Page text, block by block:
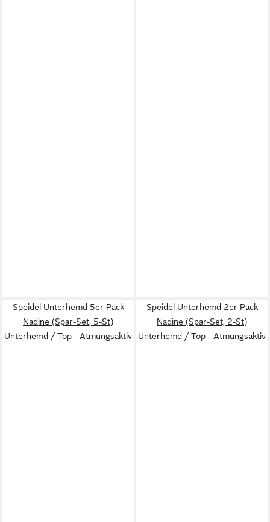
Speidel Unterhemd 5er Pack
Nadine (Spar-Set, 5-St)
Unterhemd / Top - Atmungsaktiv
Speidel Unterhemd 2er Pack
Nadine (Spar-Set, 2-St)
Unterhemd / Top - Atmungsaktiv